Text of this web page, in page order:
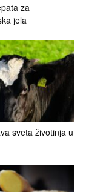
za
jela
sveta životinja u